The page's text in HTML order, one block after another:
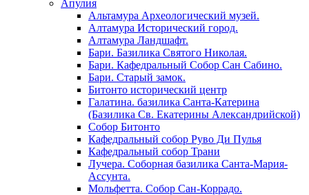
Апулия
Альтамура Археологический музей.
Алтамура Исторический город.
Алтамура Ландшафт.
Бари. Базилика Святого Николая.
Бари. Кафедральный Собор Сан Сабино.
Бари. Старый замок.
Битонто исторический центр
Галатина. базилика Санта-Катерина
(Базилика Св. Екатерины Александрийской)
Собор Битонто
Кафедральный собор Руво Ди Пулья
Кафедральный собор Трани
Лучера. Соборная базилика Санта-Мария-
Ассунта.
Мольфетта. Собор Сан-Коррадо.